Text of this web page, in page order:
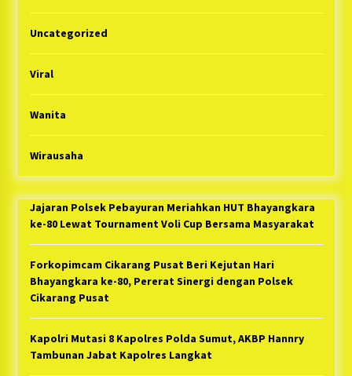
Uncategorized
Viral
Wanita
Wirausaha
Jajaran Polsek Pebayuran Meriahkan HUT Bhayangkara
ke-80 Lewat Tournament Voli Cup Bersama Masyarakat
Forkopimcam Cikarang Pusat Beri Kejutan Hari
Bhayangkara ke-80, Pererat Sinergi dengan Polsek
Cikarang Pusat
Kapolri Mutasi 8 Kapolres Polda Sumut, AKBP Hannry
Tambunan Jabat Kapolres Langkat